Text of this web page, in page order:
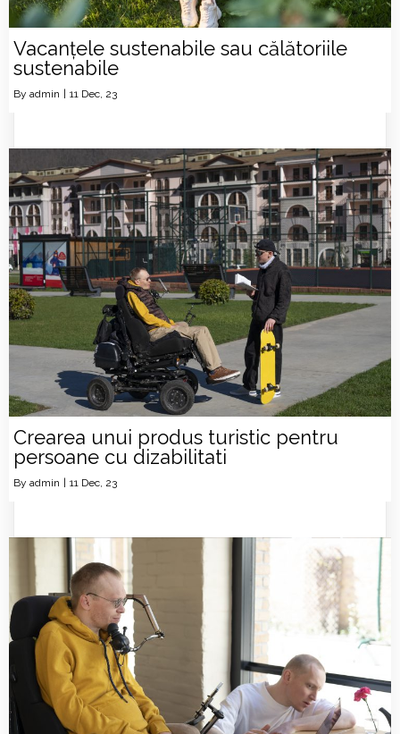
Vacanțele sustenabile sau călătoriile
sustenabile
By admin 11 Dec, 23
Crearea unui produs turistic pentru
persoane cu dizabilitati
By admin | 11 Dec, 23